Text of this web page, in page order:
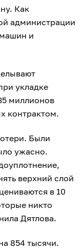
Как
администрации
и
укладке
миллионов
контрактом.
Были
ужасно.
верхний слой
в 10
никто
Дятлова.
854 тысячи.